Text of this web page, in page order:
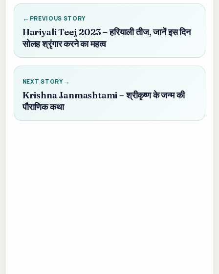
PREVIOUS STORY
Hariyali Teej 2023 – हरियाली तीज, जानें इस दिन
सोलह श्रृंगार करने का महत्व
NEXT STORY
Krishna Janmashtami – श्रीकृष्‍ण के जन्‍म की
पौराणिक कथा